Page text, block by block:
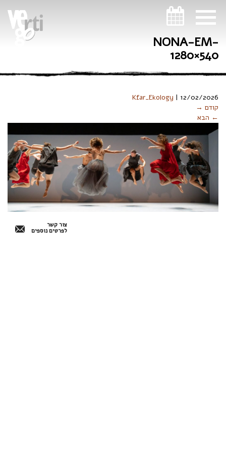
NONA-EM-
1280×540
Kfar_Ekology | 12/02/2026
קודם →
← הבא
צור קשר
לפרטים נוספים